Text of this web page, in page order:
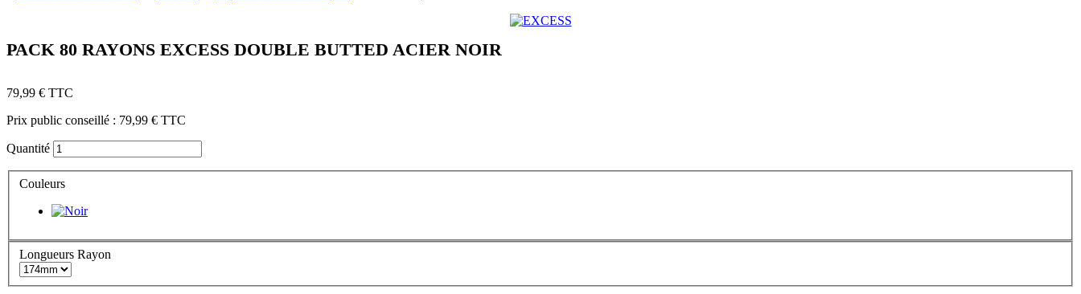
PACK 80 RAYONS EXCESS DOUBLE BUTTED ACIER NOIR
79,99 € TTC
Prix public conseillé : 79,99 € TTC
Quantité
Couleurs
Longueurs Rayon